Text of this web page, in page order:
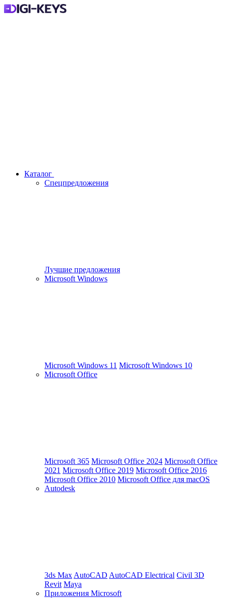
Каталог
Спецпредложения
Лучшие предложения
Microsoft Windows
Microsoft Windows 11 Microsoft Windows 10
Microsoft Office
Microsoft 365 Microsoft Office 2024 Microsoft Office
2021 Microsoft Office 2019 Microsoft Office 2016
Microsoft Office 2010 Microsoft Office для macOS
Autodesk
3ds Max AutoCAD AutoCAD Electrical Civil 3D
Revit Maya
Приложения Microsoft